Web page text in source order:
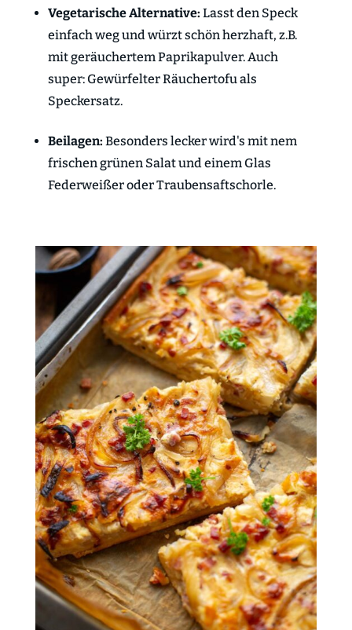
Vegetarische Alternative: Lasst den Speck
einfach weg und würzt schön herzhaft, z.B.
mit geräuchertem Paprikapulver. Auch
super: Gewürfelter Räuchertofu als
Speckersatz.
Beilagen: Besonders lecker wird's mit nem
frischen grünen Salat und einem Glas
Federweißer oder Traubensaftschorle.